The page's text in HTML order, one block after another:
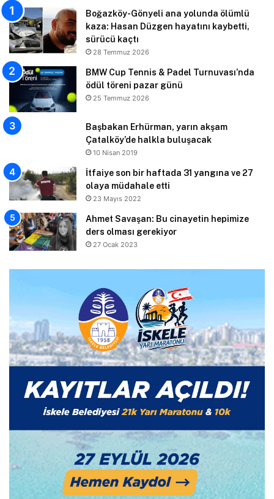
Boğazköy-Gönyeli ana yolunda ölümlü
kaza: Hasan Düzgen hayatını kaybetti,
sürücü kaçtı
28 Temmuz 2026
BMW Cup Tennis & Padel Turnuvası’nda
ödül töreni pazar günü
25 Temmuz 2026
Başbakan Erhürman, yarın akşam
Çatalköy’de halkla buluşacak
10 Nisan 2019
İtfaiye son bir haftada 31 yangına ve 27
olaya müdahale etti
23 Mayıs 2022
Ahmet Savaşan: Bu cinayetin hepimize
ders olması gerekiyor
27 Ocak 2023